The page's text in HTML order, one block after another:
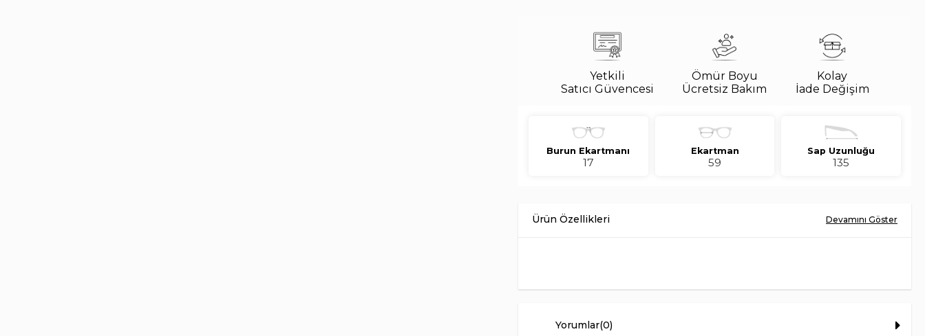
Yetkili
Satıcı Güvencesi
Ömür Boyu
Ücretsiz Bakım
Kolay
İade Değişim
Burun Ekartmanı
17
Ekartman
59
Sap Uzunluğu
135
Unisex kullanım için tasarlanan bu model, şehir stilinden yaz kombinlerine kadar farklı
Burun Ekartmanı
Yorumlar(0)